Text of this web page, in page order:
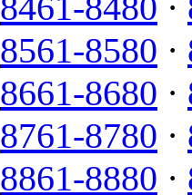
8561-8580 ·
8661-8680 ·
8761-8780 ·
8861-8880 ·